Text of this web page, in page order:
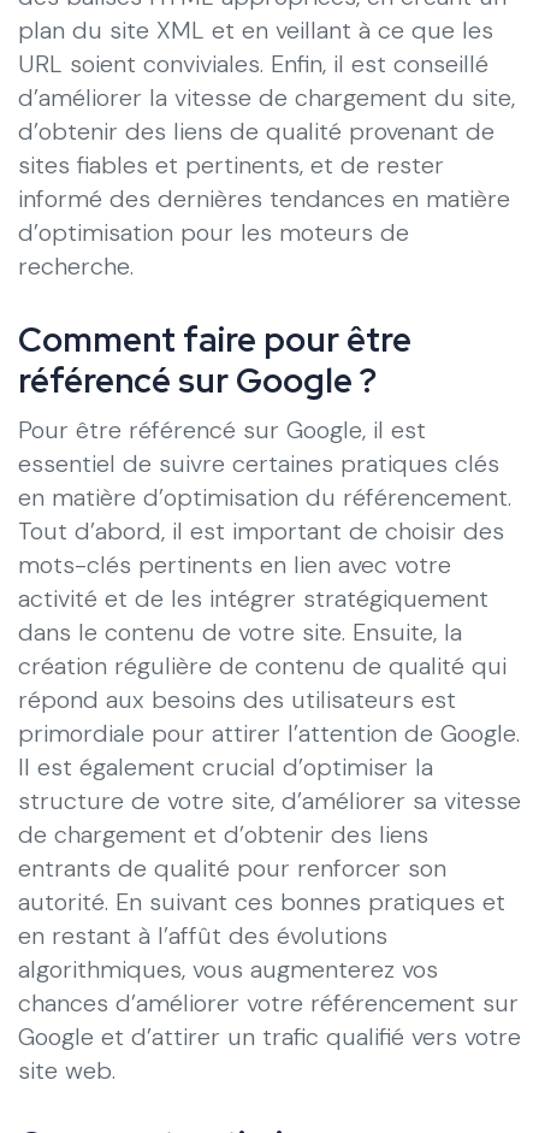
plan du site XML et en veillant à ce que les
URL soient conviviales. Enfin, il est conseillé
d’améliorer la vitesse de chargement du site,
d’obtenir des liens de qualité provenant de
sites fiables et pertinents, et de rester
informé des dernières tendances en matière
d’optimisation pour les moteurs de
recherche.
Comment faire pour être
référencé sur Google ?
Pour être référencé sur Google, il est
essentiel de suivre certaines pratiques clés
en matière d’optimisation du référencement.
Tout d’abord, il est important de choisir des
mots-clés pertinents en lien avec votre
activité et de les intégrer stratégiquement
dans le contenu de votre site. Ensuite, la
création régulière de contenu de qualité qui
répond aux besoins des utilisateurs est
primordiale pour attirer l’attention de Google.
Il est également crucial d’optimiser la
structure de votre site, d’améliorer sa vitesse
de chargement et d’obtenir des liens
entrants de qualité pour renforcer son
autorité. En suivant ces bonnes pratiques et
en restant à l’affût des évolutions
algorithmiques, vous augmenterez vos
chances d’améliorer votre référencement sur
Google et d’attirer un trafic qualifié vers votre
site web.